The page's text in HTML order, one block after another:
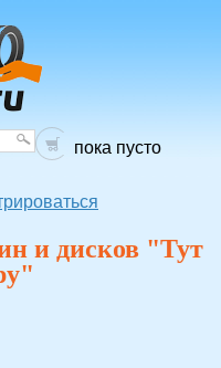
пока пусто
и дисков "Тут